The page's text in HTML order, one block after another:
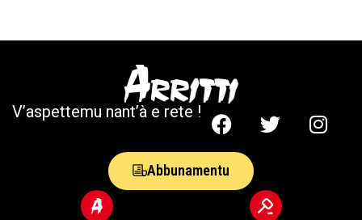
V’aspettemu nant’à e rete !
Abbunamentu